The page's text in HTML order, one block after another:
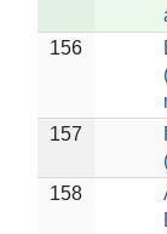
156
157
158